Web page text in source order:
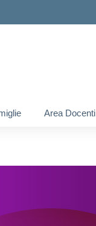
Area Docenti